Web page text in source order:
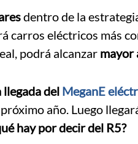
dentro de la
carros eléctricos más
podrá alcanzar mayor
llegada del MeganE
año. Luego
hay por decir del R5?